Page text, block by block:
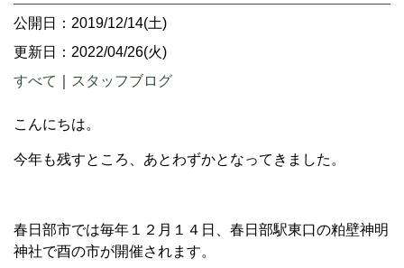
公開日：2019/12/14(土)
更新日：2022/04/26(火)
すべて
スタッフブログ
こんにちは。
今年も残すところ、あとわずかとなってきました。
春日部市では毎年１２月１４日、春日部駅東口の粕壁神明
神社で酉の市が開催されます。